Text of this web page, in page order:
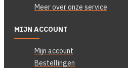
Meer over onze service
MIJN ACCOUNT
Mijn account
Bestellingen